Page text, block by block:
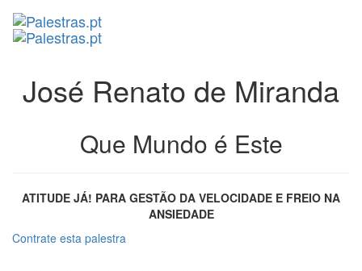
José Renato de Miranda
Que Mundo é Este
ATITUDE JÁ! PARA GESTÃO DA VELOCIDADE E FREIO NA
ANSIEDADE
Contrate esta palestra